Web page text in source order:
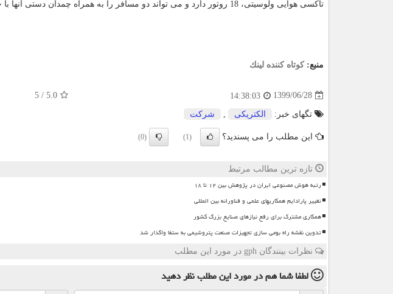
تاکسی هوایی ولوسیتی، 18 روتور دارد و می تواند دو مسافر را به همراه چمدان دستی آنها با خود حمل کند.
منبع: كوتاه كننده لینك
1399/06/28
14:38:03
5.0
/
5
تگهای خبر: الكتریكی شركت
این مطلب را می پسندید؟ (1)
(0)
تازه ترین مطالب مرتبط
رتبه هوش مصنوعی ایران در پژوهش بین ۱۲ تا ۱۸
تغییر پارادایم همکاریهای علمی و فناورانه بین المللی
همکاری مشترک برای رفع نیازهای صنایع بزرگ کشور
تدوین نقشه راه بومی سازی تجهیزات صنعت پتروشیمی به ستفا واگذار شد
نظرات بینندگان gph در مورد این مطلب
لطفا شما همدر مورد این مطلبنظر دهید